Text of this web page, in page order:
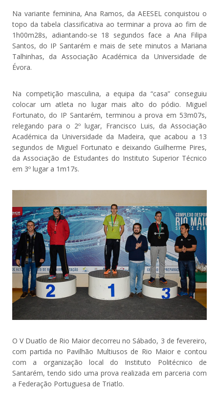
Na variante feminina, Ana Ramos, da AEESEL conquistou o
topo da tabela classificativa ao terminar a prova ao fim de
1h00m28s, adiantando-se 18 segundos face a Ana Filipa
Santos, do IP Santarém e mais de sete minutos a Mariana
Talhinhas, da Associação Académica da Universidade de
Évora.
Na competição masculina, a equipa da “casa” conseguiu
colocar um atleta no lugar mais alto do pódio. Miguel
Fortunato, do IP Santarém, terminou a prova em 53m07s,
relegando para o 2º lugar, Francisco Luis, da Associação
Académica da Universidade da Madeira, que acabou a 13
segundos de Miguel Fortunato e deixando Guilherme Pires,
da Associação de Estudantes do Instituto Superior Técnico
em 3º lugar a 1m17s.
O V Duatlo de Rio Maior decorreu no Sábado, 3 de fevereiro,
com partida no Pavilhão Multiusos de Rio Maior e contou
com a organização local do Instituto Politécnico de
Santarém, tendo sido uma prova realizada em parceria com
a Federação Portuguesa de Triatlo.